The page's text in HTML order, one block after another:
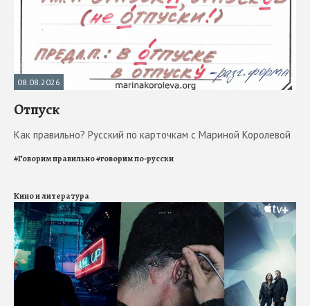
08.08.2026
Отпуск
Как правильно? Русский по карточкам с Мариной Королевой
#Говорим правильно#говорим по-русски
Кино и литература